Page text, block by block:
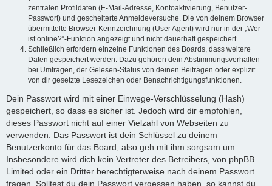
zentralen Profildaten (E-Mail-Adresse, Kontoaktivierung, Benutzer-
Passwort) und gescheiterte Anmeldeversuche. Die von deinem Browser
übermittelte Browser-Kennzeichnung (User Agent) wird nur in der „Wer
ist online?“-Funktion angezeigt und nicht dauerhaft gespeichert.
Schließlich erfordern einzelne Funktionen des Boards, dass weitere
Daten gespeichert werden. Dazu gehören dein Abstimmungsverhalten
bei Umfragen, der Gelesen-Status von deinen Beiträgen oder explizit
von dir gesetzte Lesezeichen oder Benachrichtigungsfunktionen.
Dein Passwort wird mit einer Einwege-Verschlüsselung (Hash)
gespeichert, so dass es sicher ist. Jedoch wird dir empfohlen,
dieses Passwort nicht auf einer Vielzahl von Webseiten zu
verwenden. Das Passwort ist dein Schlüssel zu deinem
Benutzerkonto für das Board, also geh mit ihm sorgsam um.
Insbesondere wird dich kein Vertreter des Betreibers, von phpBB
Limited oder ein Dritter berechtigterweise nach deinem Passwort
fragen. Solltest du dein Passwort vergessen haben, so kannst du